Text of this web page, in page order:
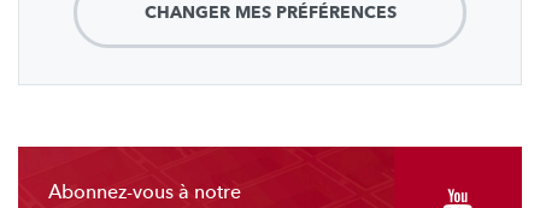
CHANGER MES PRÉFÉRENCES
Abonnez-vous à notre